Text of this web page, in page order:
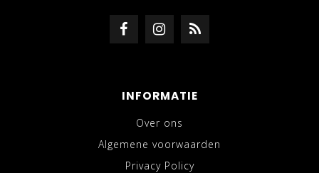
INFORMATIE
Over ons
Algemene voorwaarden
Privacy Policy